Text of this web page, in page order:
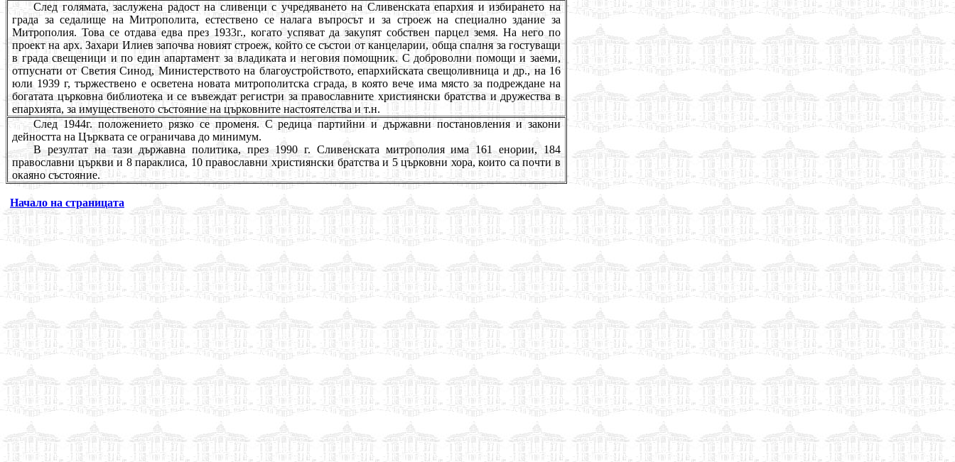
След голямата, заслужена радост на сливенци с учредяването на Сливенската епархия и избирането на
града за седалище на Митрополита, естествено се налага въпросът и за строеж на специално здание за
Митрополия. Това се отдава едва през 1933г., когато успяват да закупят собствен парцел земя. На него по
проект на арх. Захари Илиев започва новият строеж, който се състои от канцеларии, обща спалня за гостуващи
в града свещеници и по един апартамент за владиката и неговия помощник. С доброволни помощи и заеми,
отпуснати от Светия Синод, Министерството на благоустройството, епархийската свещоливница и др., на 16
юли 1939 г, тържествено е осветена новата митрополитска сграда, в която вече има място за подреждане на
богатата църковна библиотека и се въвеждат регистри за православните християнски братства и дружества в
епархията, за имущественото състояние на църковните настоятелства и т.н.
След1944г. положението рязко се променя. С редица партийни и държавни постановления и закони
дейността на Църквата се ограничава до минимум.
В резултат на тази държавна политика, през 1990 г. Сливенската митрополия има 161 енории, 184
православни църкви и 8 параклиса, 10 православни християнски братства и 5 църковни хора, които са почти в
окаяно състояние.
Начало на страницата